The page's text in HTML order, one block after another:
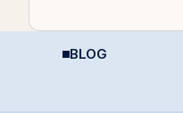
BLOG
Aplicații AI în Lumea